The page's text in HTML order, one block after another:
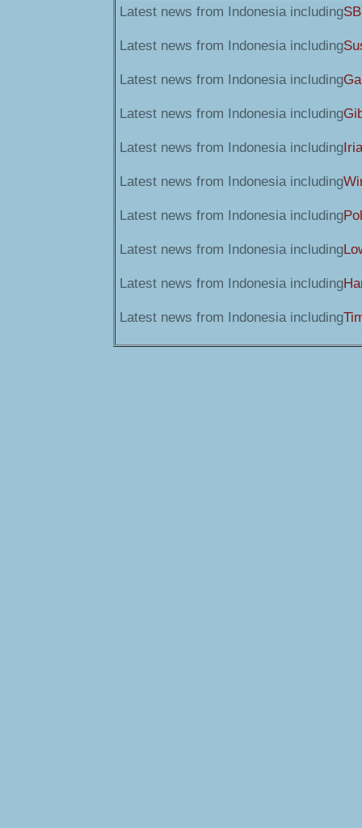
Latest news from Indonesia including
Latest news from Indonesia including
Latest news from Indonesia including
Latest news from Indonesia including
Latest news from Indonesia including
Latest news from Indonesia including
Latest news from Indonesia including
Latest news from Indonesia including
Latest news from Indonesia including
Latest news from Indonesia including